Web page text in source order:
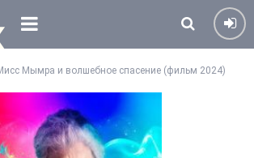
Мымра и волшебное спасение (фильм 2024)